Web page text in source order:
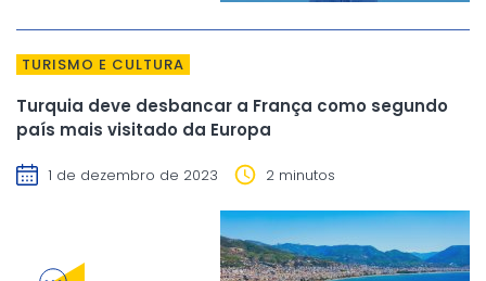
TURISMO E CULTURA
Turquia deve desbancar a França como segundo
país mais visitado da Europa
1 de dezembro de 2023 2 minutos